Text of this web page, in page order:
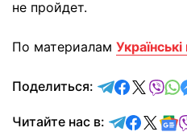
не пройдет.
По материалам
Поделиться: отправить
Читайте нас в: Читайте